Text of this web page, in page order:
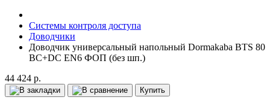
Системы контроля доступа
Доводчики
Доводчик универсальный напольный Dormakaba BTS 80
BC+DC EN6 ФОП (без шп.)
44 424 р.
Купить